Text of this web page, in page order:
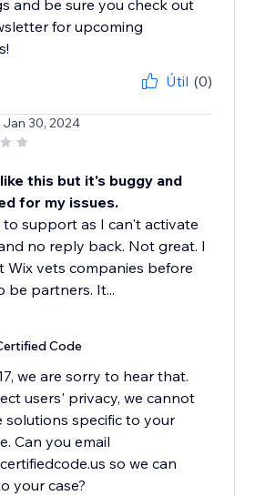
and be sure you check out
for upcoming
Útil (0)
Jan 30, 2024
this but it's buggy and
for my issues.
to support as I can't activate
no reply back. Not great. I
Wix vets companies before
be partners. It...
Code
we are sorry to hear that.
users' privacy, we cannot
solutions specific to your
Can you email
so we can
your case?